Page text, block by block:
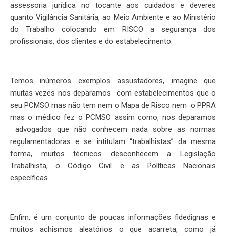
assessoria jurídica no tocante aos cuidados e deveres
quanto Vigilância Sanitária, ao Meio Ambiente e ao Ministério
do Trabalho colocando em RISCO a segurança dos
profissionais, dos clientes e do estabelecimento.
Temos inúmeros exemplos assustadores, imagine que
muitas vezes nos deparamos com estabelecimentos que o
seu PCMSO mas não tem nem o Mapa de Risco nem o PPRA
mas o médico fez o PCMSO assim como, nos deparamos
advogados que não conhecem nada sobre as normas
regulamentadoras e se intitulam “trabalhistas” da mesma
forma, muitos técnicos desconhecem a Legislação
Trabalhista, o Código Civil e as Políticas Nacionais
específicas.
Enfim, é um conjunto de poucas informações fidedignas e
muitos achismos aleatórios o que acarreta, como já